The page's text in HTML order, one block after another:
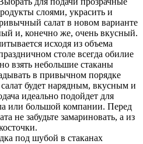
слоями, украсить и
салат в новом варианте
и, конечно же, очень вкусный.
исходя из объема
столе всегда обилие
взять небольшие стаканы
в привычном порядке
будет нарядным, вкусным и
идеально подойдет для
или большой компании. Перед
не забудьте замариновать, а из
под шубой в стаканах